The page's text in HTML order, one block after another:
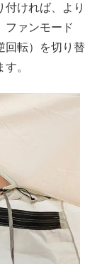
付ければ、より
ファンモード
回転）を切り替
。